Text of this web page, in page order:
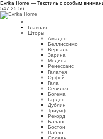
Evrika Home — Текстиль с особым
547-25-56
Главная
Шторы
Амадео
Беллиссимо
Версаль
Зарина
Медина
Ренессанс
Галатея
Орфей
Гала
Севилья
Богема
Гарден
Дублин
Триумф
Рекорд
Баланс
Бостон
Пабло